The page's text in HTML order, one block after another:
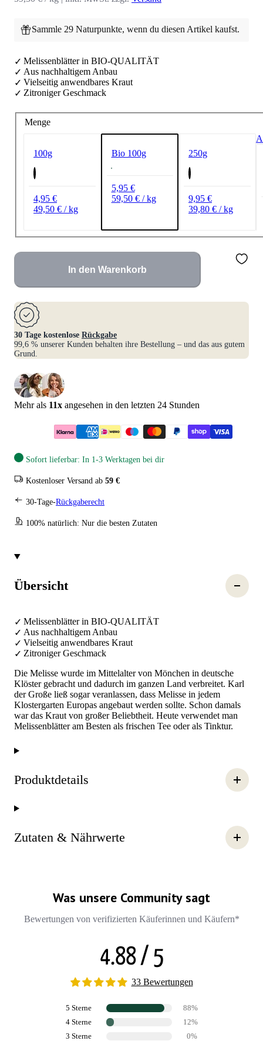
Sammle 29 Naturpunkte, wenn du diesen Artikel kaufst.
Melissenblätter in BIO-QUALITÄT
Aus nachhaltigem Anbau
Vielseitig anwendbares Kraut
Zitroniger Geschmack
Menge
100g
4,95 €
49,50 € / kg
Bio 100g
5,95 €
59,50 € / kg
250g
9,95 €
39,80 € / kg
In den Warenkorb
30 Tage kostenlose Rückgabe
99,6 % unserer Kunden behalten ihre Bestellung – und das aus gutem
Grund.
Mehr als 11x angesehen in den letzten 24 Stunden
Sofort lieferbar: In 1-3 Werktagen bei dir
Kostenloser Versand ab 59 €
30-Tage-Rückgaberecht
100% natürlich: Nur die besten Zutaten
Übersicht
Melissenblätter in BIO-QUALITÄT
Aus nachhaltigem Anbau
Vielseitig anwendbares Kraut
Zitroniger Geschmack
Die Melisse wurde im Mittelalter von Mönchen in deutsche
Klöster gebracht und dadurch im ganzen Land verbreitet. Karl
der Große ließ sogar veranlassen, dass Melisse in jedem
Klostergarten Europas angebaut werden sollte. Schon damals
war das Kraut von großer Beliebtheit. Heute verwendet man
Melissenblätter am Besten als frischen Tee oder als Tinktur.
Produktdetails
Zutaten & Nährwerte
Was unsere Community sagt
Bewertungen von verifizierten Käuferinnen und Käufern*
4.88 / 5
33 Bewertungen
5 Sterne
88%
4 Sterne
12%
3 Sterne
0%